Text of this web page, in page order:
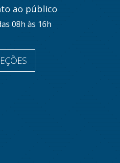
ao público
08h às 16h